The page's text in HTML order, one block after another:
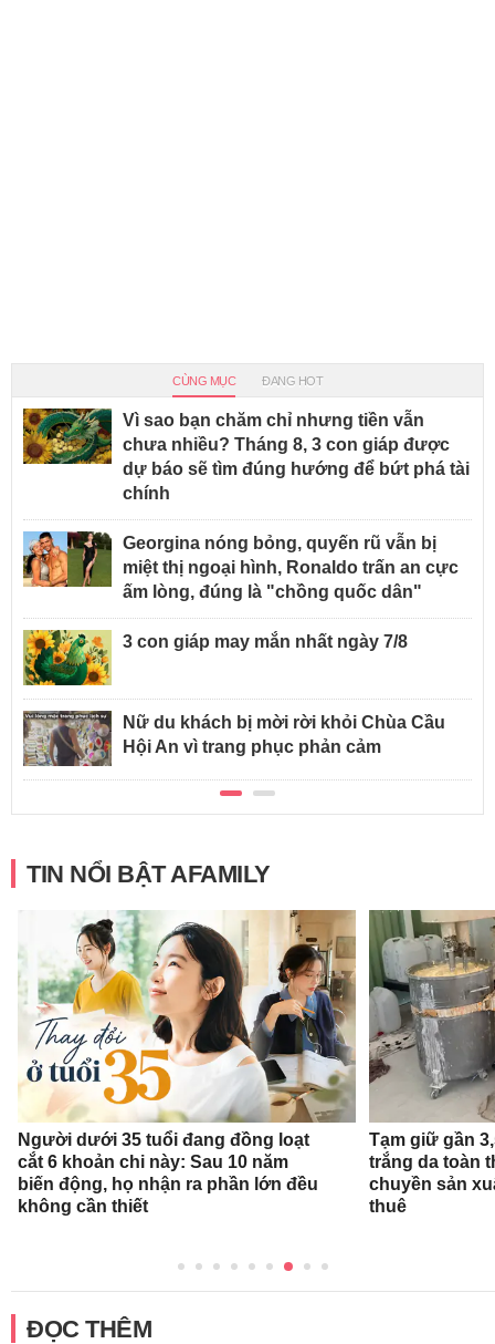
CÙNG MỤC ĐANG HOT
Vì sao bạn chăm chỉ nhưng tiền vẫn
chưa nhiều? Tháng 8, 3 con giáp được
dự báo sẽ tìm đúng hướng để bứt phá tài
chính
Georgina nóng bỏng, quyến rũ vẫn bị
miệt thị ngoại hình, Ronaldo trấn an cực
ấm lòng, đúng là "chồng quốc dân"
3 con giáp may mắn nhất ngày 7/8
Nữ du khách bị mời rời khỏi Chùa Cầu
Hội An vì trang phục phản cảm
TIN NỔI BẬT AFAMILY
Người dưới 35 tuổi đang đồng loạt
cắt 6 khoản chi này: Sau 10 năm
biến động, họ nhận ra phần lớn đều
không cần thiết
Tạm giữ gần
trắng da toàn
chuyền sản
thuê
ĐỌC THÊM